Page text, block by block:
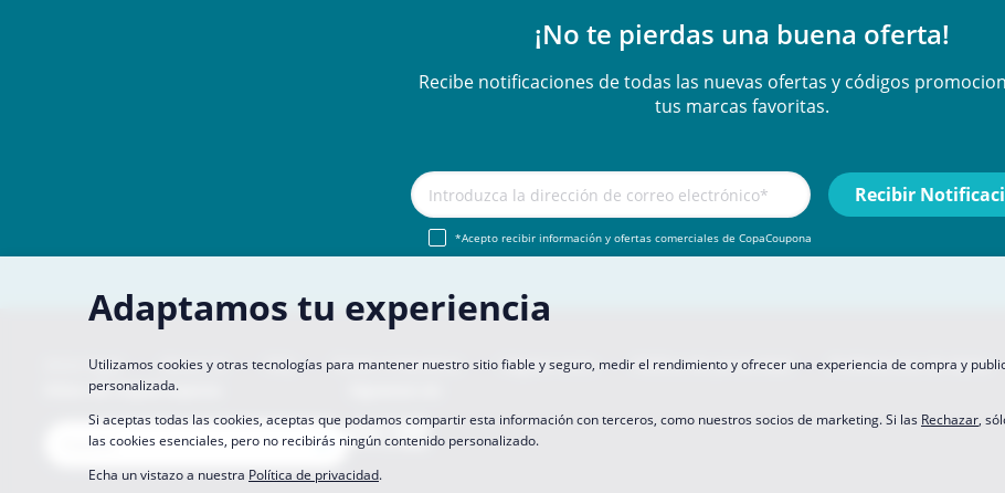
¡No te pierdas una buena oferta!
Recibe notificaciones de todas las nuevas ofertas y códigos
tus marcas favoritas.
*Acepto recibir información y ofertas comerciales de CopaCoupona
Aviso legal About Us FAQ Únete A Nosotros Hágase socio Política de privacidad
Preferencias de datos
Sitios de CopaCoupona
Adaptamos tu experiencia
Utilizamos cookies y otras tecnologías para mantener nuestro sitio fiable y seguro, medir el rendimiento y ofrecer una experiencia de compra y
personalizada.
Si aceptas todas las cookies, aceptas que podamos compartir esta información con terceros, como nuestros socios de marketing. Si las Rechazar,
las cookies esenciales, pero no recibirás ningún contenido personalizado.
Echa un vistazo a nuestra Política de privacidad.